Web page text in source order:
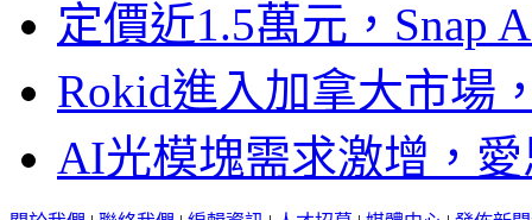
定價近1.5萬元，Snap
Rokid進入加拿大市場
AI光模塊需求激增，